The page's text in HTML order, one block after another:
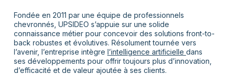
Fondée en 2011 par une équipe de professionnels
chevronnés, UPSIDEO s’appuie sur une solide
connaissance métier pour concevoir des solutions front-to-
back robustes et évolutives. Résolument tournée vers
l’avenir, l’entreprise intègre l’intelligence artificielle dans
ses développements pour offrir toujours plus d’innovation,
d’efficacité et de valeur ajoutée à ses clients.